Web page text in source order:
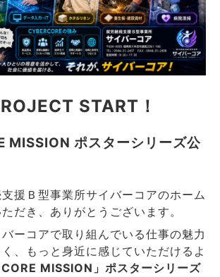
START！
MISSION ポスターシリーズ公
援Ｂ型事業所サイバーコアのホーム
だき、ありがとうございます。
ーコアで取り組んでいる仕事の魅力
、もっと身近に感じていただけるよ
MISSION」ポスターシリーズ